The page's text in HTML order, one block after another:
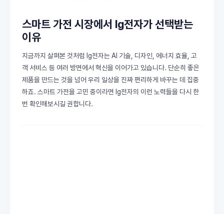
스마트 가전 시장에서 lg전자가 선택받는
이유
지금까지 살펴본 것처럼 lg전자는 AI 기술, 디자인, 에너지 효율, 고
객 서비스 등 여러 방면에서 혁신을 이어가고 있습니다. 단순히 좋은
제품을 만드는 것을 넘어 우리 일상을 진짜 편리하게 바꾸는 데 집중
하죠. 스마트 가전을 고민 중이라면 lg전자의 이런 노력들을 다시 한
번 확인해보시길 권합니다.